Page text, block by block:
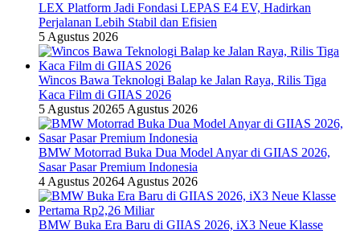
LEX Platform Jadi Fondasi LEPAS E4 EV, Hadirkan
Perjalanan Lebih Stabil dan Efisien
5 Agustus 2026
Wincos Bawa Teknologi Balap ke Jalan Raya, Rilis Tiga
Kaca Film di GIIAS 2026
5 Agustus 20265 Agustus 2026
BMW Motorrad Buka Dua Model Anyar di GIIAS 2026,
Sasar Pasar Premium Indonesia
4 Agustus 20264 Agustus 2026
BMW Buka Era Baru di GIIAS 2026, iX3 Neue Klasse